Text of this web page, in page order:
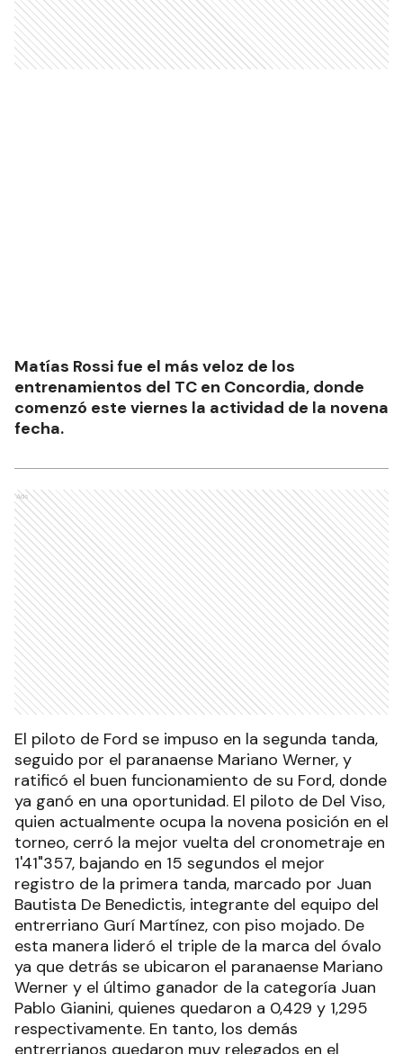
Matías Rossi fue el más veloz de los
entrenamientos del TC en Concordia, donde
comenzó este viernes la actividad de la novena
fecha.
Ads
El piloto de Ford se impuso en la segunda tanda,
seguido por el paranaense Mariano Werner, y
ratificó el buen funcionamiento de su Ford, donde
ya ganó en una oportunidad. El piloto de Del Viso,
quien actualmente ocupa la novena posición en el
torneo, cerró la mejor vuelta del cronometraje en
1'41"357, bajando en 15 segundos el mejor
registro de la primera tanda, marcado por Juan
Bautista De Benedictis, integrante del equipo del
entrerriano Gurí Martínez, con piso mojado. De
esta manera lideró el triple de la marca del óvalo
ya que detrás se ubicaron el paranaense Mariano
Werner y el último ganador de la categoría Juan
Pablo Gianini, quienes quedaron a 0,429 y 1,295
respectivamente. En tanto, los demás